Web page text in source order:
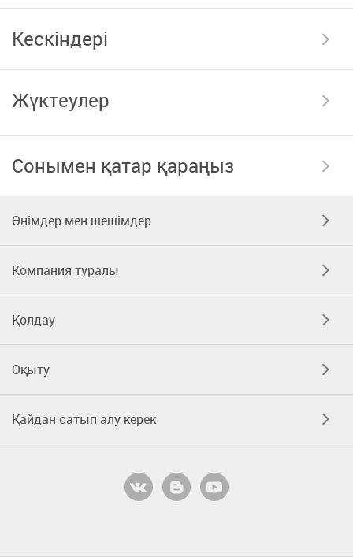
Кескіндері
Жүктеулер
Сонымен қатар қараңыз
Өнімдер мен шешімдер
Компания туралы
Қолдау
Оқыту
Қайдан сатып алу керек